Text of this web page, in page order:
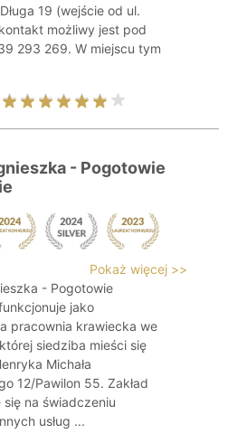
19 (wejście od ul.
możliwy jest pod
293 269. W miejscu tym
- Pogotowie
Pokaż więcej >>
- Pogotowie
jako
pracownia krawiecka we
siedziba mieści się
Michała
12/Pawilon 55. Zakład
się na świadczeniu
usług ...